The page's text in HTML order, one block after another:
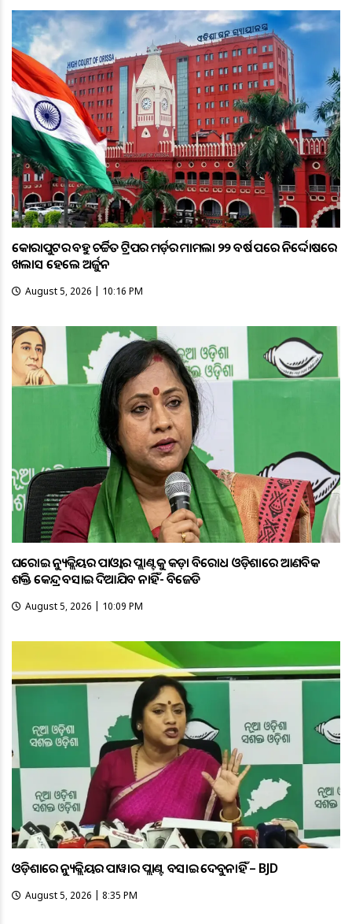
କୋରାପୁଟର ବହୁ ଚର୍ଚ୍ଚିତ ଟ୍ରିପର ମର୍ଡ଼ର ମାମଲା ୨୨ ବର୍ଷ ପରେ ନିର୍ଦ୍ଦୋଷରେ
ଖଲାସ ହେଲେ ଅର୍ଜୁନ
August 5, 2026 | 10:16 PM
ଘରୋଇ ନ୍ୟୁକ୍ଲିୟର ପାଓ୍ବାର ପ୍ଲାଣ୍ଟକୁ କଡ଼ା ବିରୋଧ ଓଡ଼ିଶାରେ ଆଣବିକ
ଶକ୍ତି କେନ୍ଦ୍ର ବସାଇ ଦିଆଯିବ ନାହିଁ- ବିଜେଡି
August 5, 2026 | 10:09 PM
ଓଡ଼ିଶାରେ ନ୍ୟୁକ୍ଲିୟର ପାୱାର ପ୍ଲାଣ୍ଟ ବସାଇ ଦେବୁନାହିଁ – BJD
August 5, 2026 | 8:35 PM